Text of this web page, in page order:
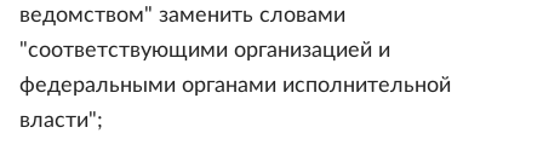
ведомством" заменить словами
"соответствующими организацией и
федеральными органами исполнительной
власти";